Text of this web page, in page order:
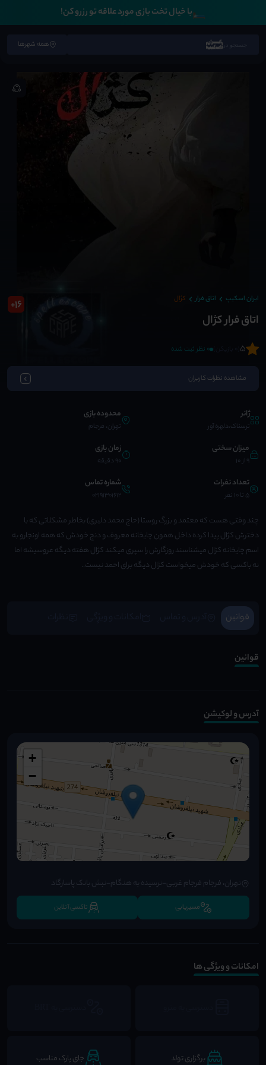
🛏️با خیال تخت بازی مورد علاقه تو رزرو کن!
همه شهرها
ایران اسکیپ اتاق فرار کژال
اتاق فرار کژال
16
+
5 0 نظر ثبت شده
مشاهده نظرات کاربران
ژانر
ترسناک،دلهره آور
محدوده بازی
تهران، فرجام
میزان سختی
9 از 10
زمان بازی
90 دقیقه
تعداد نفرات
5 تا 10 نفر
شماره تماس
02191301612
چند وقتی هست که معتمد و بزرگ روستا (حاج محمد دلیری) بخاطر مشکلاتی که با
دخترش کژال پیدا کرده داخل همون چایخانه معروف و دنج خودش که همه اونجارو به
اسم چایخانه کژال میشناسند روزگارش را سپری میکند کژال هفته دیگه عروسیشه اما
نه باکسی که خودش میخواست کژال دیگه برای احمد نیست..
قوانین
قوانین
آدرس و لوکیشن
+
−
تهران، فرجام فرجام غربی-نرسیده به هنگام-نبش بانک پاسارگاد
مسیریابی تاکسی آنلاین
امکانات و ویژگی ها
برگزاری تولد جای پارک مناسب